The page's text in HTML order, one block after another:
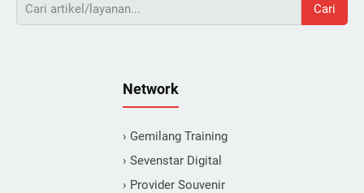
Cari
Network
› Gemilang Training
› Sevenstar Digital
› Provider Souvenir